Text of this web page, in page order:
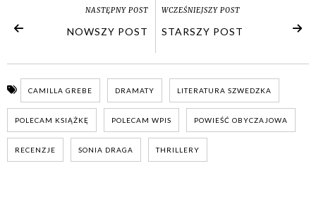
NASTĘPNY POST
NOWSZY POST
WCZEŚNIEJSZY POST
STARSZY POST
CAMILLA GREBE DRAMATY LITERATURA SZWEDZKA
POLECAM KSIĄŻKĘ POLECAM WPIS POWIEŚĆ OBYCZAJOWA
RECENZJE SONIA DRAGA THRILLERY